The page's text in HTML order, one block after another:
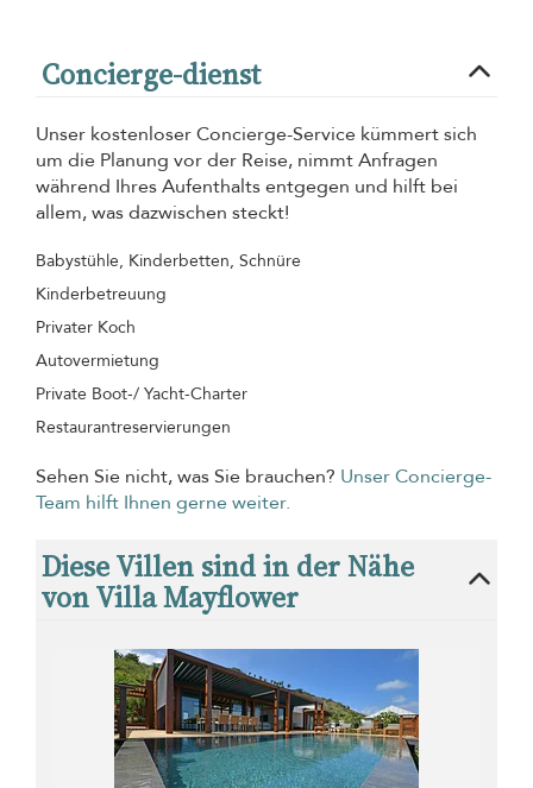
Concierge-dienst
Unser kostenloser Concierge-Service kümmert sich
um die Planung vor der Reise, nimmt Anfragen
während Ihres Aufenthalts entgegen und hilft bei
allem, was dazwischen steckt!
Babystühle, Kinderbetten, Schnüre
Kinderbetreuung
Privater Koch
Autovermietung
Private Boot-/ Yacht-Charter
Restaurantreservierungen
Sehen Sie nicht, was Sie brauchen? Unser Concierge-
Team hilft Ihnen gerne weiter.
Diese Villen sind in der Nähe
von Villa Mayflower